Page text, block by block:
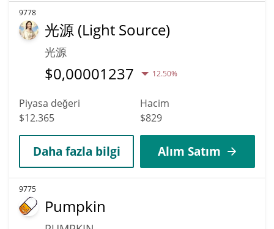
9778
光源 (Light Source)
光源
$0,00001237 12.50%
Piyasa değeri
$12.365
Hacim
$829
Daha fazla bilgi Alım Satım
9775
Pumpkin